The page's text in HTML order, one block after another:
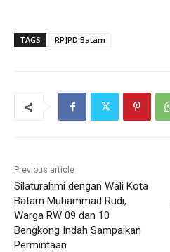
TAGS RPJPD Batam
Previous article
Silaturahmi dengan Wali Kota
Batam Muhammad Rudi,
Warga RW 09 dan 10
Bengkong Indah Sampaikan
Permintaan